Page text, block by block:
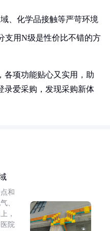
、化学品接触等严苛环境
支用N级是性价比不错的方
各项功能贴心又实用，助
录爱采购，发现采购新体
和
、
，
院